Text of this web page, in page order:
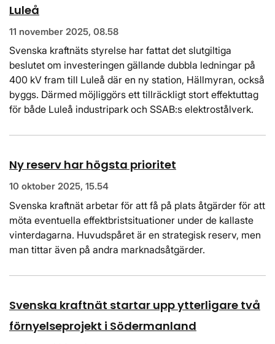
Luleå
11 november 2025, 08.58
Svenska kraftnäts styrelse har fattat det slutgiltiga
beslutet om investeringen gällande dubbla ledningar på
400 kV fram till Luleå där en ny station, Hällmyran, också
byggs. Därmed möjliggörs ett tillräckligt stort effektuttag
för både Luleå industripark och SSAB:s elektrostålverk.
Ny reserv har högsta prioritet
10 oktober 2025, 15.54
Svenska kraftnät arbetar för att få på plats åtgärder för att
möta eventuella effektbristsituationer under de kallaste
vinterdagarna. Huvudspåret är en strategisk reserv, men
man tittar även på andra marknadsåtgärder.
Svenska kraftnät startar upp ytterligare två
förnyelseprojekt i Södermanland